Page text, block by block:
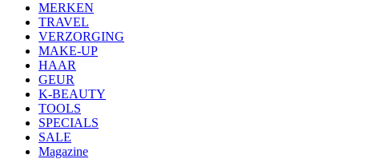
MERKEN
TRAVEL
VERZORGING
MAKE-UP
HAAR
GEUR
K-BEAUTY
TOOLS
SPECIALS
SALE
Magazine